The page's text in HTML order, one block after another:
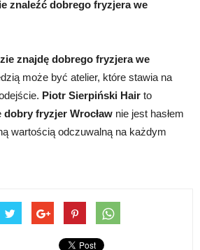
znaleźć dobrego fryzjera we
znajdę dobrego fryzjera we
może być atelier, które stawia na
Piotr Sierpiński Hair to
dobry fryzjer Wrocław nie jest hasłem
wartością odczuwalną na każdym